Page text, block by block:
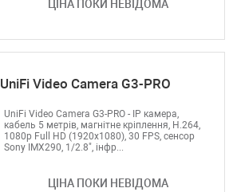
ЦІНА ПОКИ НЕВІДОМА
UniFi Video Camera G3-PRO
ЦІНА ПОКИ НЕВІДОМА
UniFi Video Camera G3-PRO - IP камера,
кабель 5 метрів, магнітне кріплення, H.264,
1080p Full HD (1920x1080), 30 FPS, сенсор
Sony IMX290, 1/2.8", інфр...